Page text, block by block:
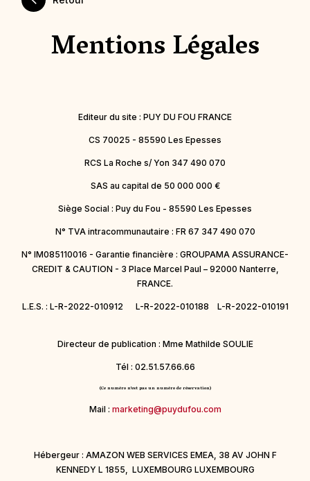
Mentions Légales
Editeur du site : PUY DU FOU FRANCE
CS 70025 - 85590 Les Epesses
RCS La Roche s/ Yon 347 490 070
SAS au capital de 50 000 000 €
Siège Social : Puy du Fou - 85590 Les Epesses
N° TVA intracommunautaire : FR 67 347 490 070
N° IM085110016 - Garantie financière : GROUPAMA ASSURANCE-
CREDIT & CAUTION - 3 Place Marcel Paul – 92000 Nanterre,
FRANCE.
L.E.S. : L-R-2022-010912 L-R-2022-010188 L-R-2022-010191
Directeur de publication : Mme Mathilde SOULIE
Tél : 02.51.57.66.66
(Ce numéro n'est pas un numéro de réservation)
Mail : marketing@puydufou.com
Hébergeur : AMAZON WEB SERVICES EMEA, 38 AV JOHN F
KENNEDY L 1855, LUXEMBOURG LUXEMBOURG